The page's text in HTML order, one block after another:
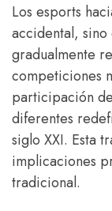
Los esports
accidental, sino
gradualmente
competiciones
participación
diferentes
siglo XXI. Esta
implicaciones
tradicional.